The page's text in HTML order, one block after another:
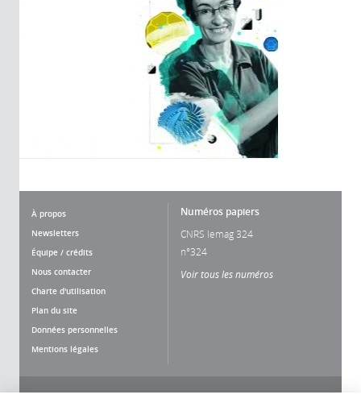
À propos
Newsletters
Équipe / crédits
Nous contacter
Charte d'utilisation
Plan du site
Données personnelles
Mentions légales
Numéros papiers
CNRS lemag 324
n°324
Voir tous les numéros